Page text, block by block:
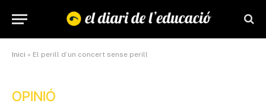
Inici » El perill d’un concert sense perill
OPINIÓ